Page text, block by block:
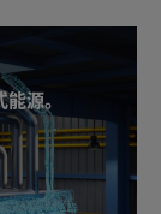
源。
业设备、工
工作流进行